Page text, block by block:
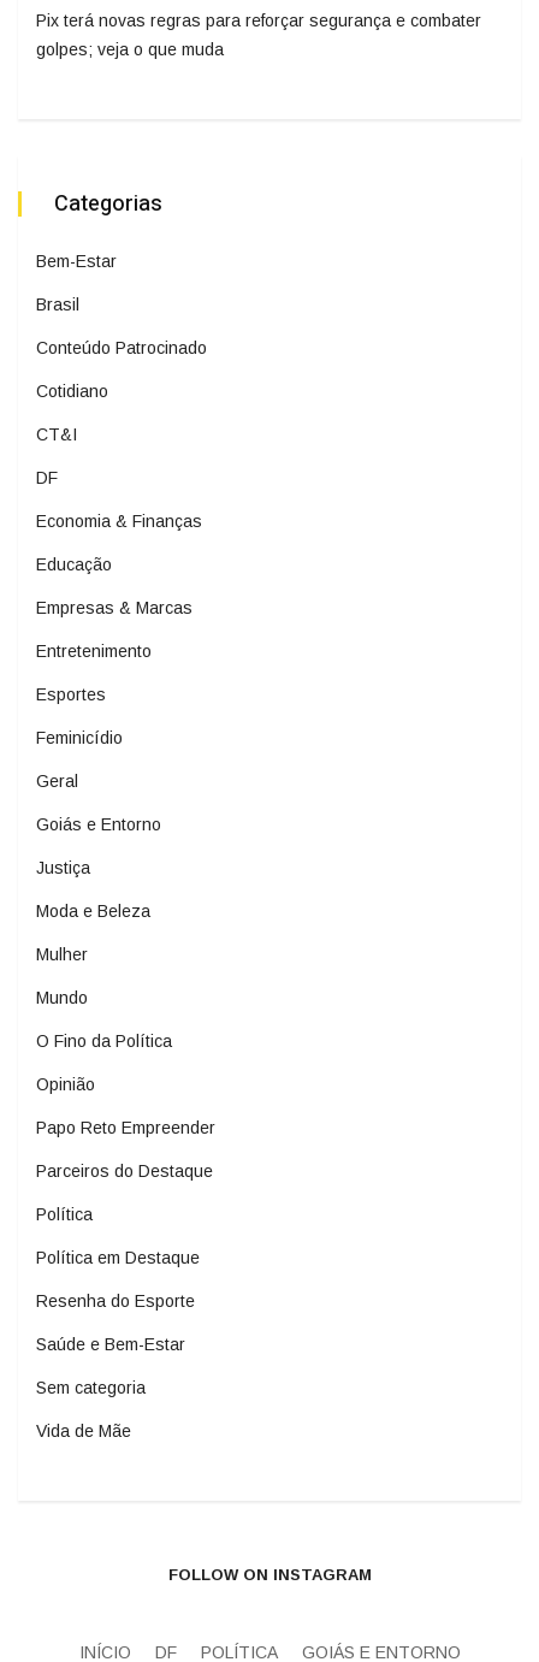
Pix terá novas regras para reforçar segurança e combater
golpes; veja o que muda
Categorias
Bem-Estar
Brasil
Conteúdo Patrocinado
Cotidiano
CT&I
DF
Economia & Finanças
Educação
Empresas & Marcas
Entretenimento
Esportes
Feminicídio
Geral
Goiás e Entorno
Justiça
Moda e Beleza
Mulher
Mundo
O Fino da Política
Opinião
Papo Reto Empreender
Parceiros do Destaque
Política
Política em Destaque
Resenha do Esporte
Saúde e Bem-Estar
Sem categoria
Vida de Mãe
FOLLOW ON INSTAGRAM
INÍCIO DF POLÍTICA GOIÁS E ENTORNO